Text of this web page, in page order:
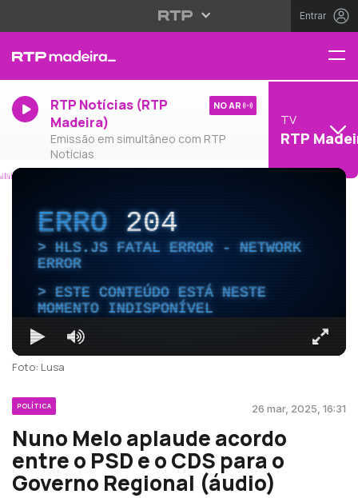
Entrar
RTP Notícias (RTP
Madeira)
Emissão em simultâneo com RTP
Notícias
NO AR
TV
RTP
ERRO204
HLS.JS FATAL ERROR - NETWORK
ERROR
ESTE CONTEÚDO ESTÁ NESTE
MOMENTO INDISPONÍVEL
Foto: Lusa
POLÍTICA 26 mar, 2025, 16:31
Nuno Melo aplaude acordo
entre o PSD e o CDS para o
Governo Regional (áudio)